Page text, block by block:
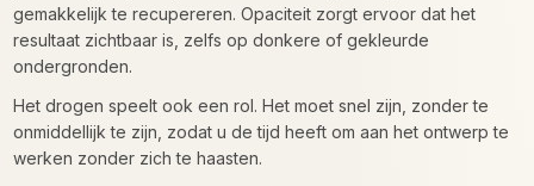
gemakkelijk te recupereren. Opaciteit zorgt ervoor dat het
resultaat zichtbaar is, zelfs op donkere of gekleurde
ondergronden.
Het drogen speelt ook een rol. Het moet snel zijn, zonder te
onmiddellijk te zijn, zodat u de tijd heeft om aan het ontwerp te
werken zonder zich te haasten.